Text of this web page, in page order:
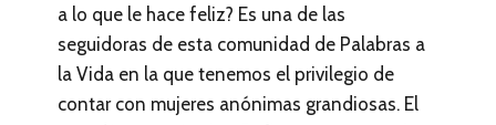
a lo que le hace feliz? Es una de las
seguidoras de esta comunidad de Palabras a
la Vida en la que tenemos el privilegio de
contar con mujeres anónimas grandiosas. El